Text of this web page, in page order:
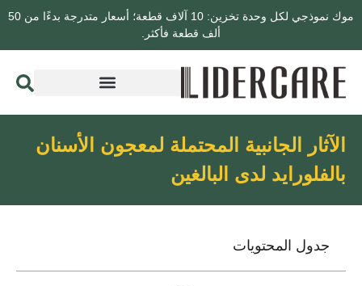
موك نموذجي لكل وحدة تخزين: 10 آلاف قطعة؛ أسعار متدرجة بدءًا من 50
ألف قطعة فأكثر.
الآثار الجانبية المحتملة لمعجون الأسنان
بالفلورايد لدى البالغين
جدول المحتويات